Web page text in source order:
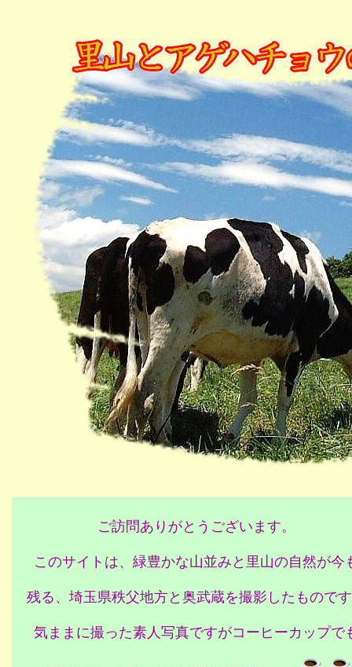
ご訪問ありがとうございます。
このサイトは、緑豊かな山並みと里山の自然が今
残る、埼玉県秩父地方と奥武蔵を撮影したもので
気ままに撮った素人写真ですがコーヒーカップで